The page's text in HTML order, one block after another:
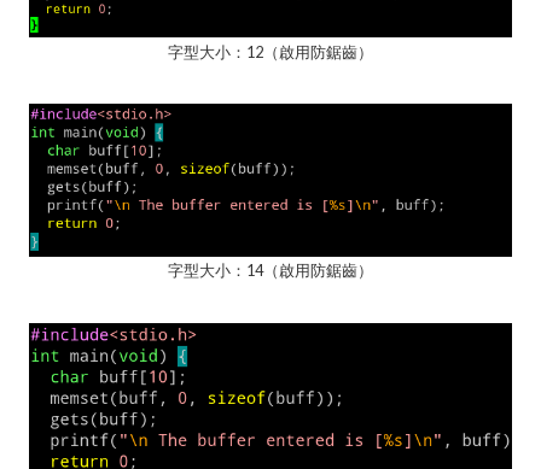
字型大小：12（啟用防鋸齒）
字型大小：14（啟用防鋸齒）